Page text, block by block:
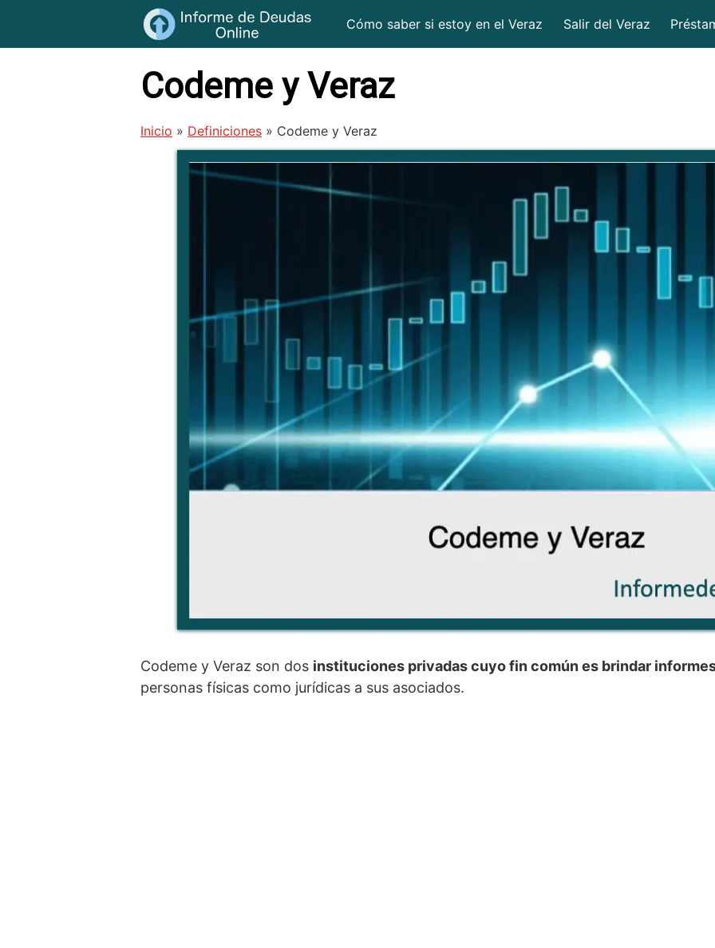
contenido
Cómo saber si estoy en el Veraz Salir del Veraz
Codeme y Veraz
Inicio » Definiciones » Codeme y Veraz
Codeme y Veraz son dos instituciones privadas cuyo fin común es brindar
personas físicas como jurídicas a sus asociados.